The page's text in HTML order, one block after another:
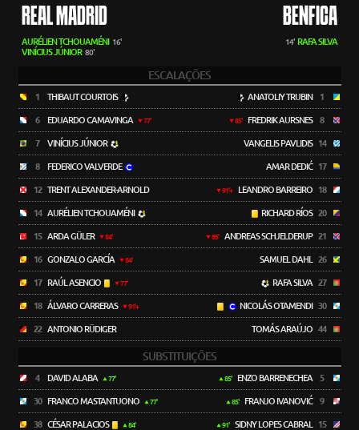
REAL MADRID BENFICA
AURÉLIEN TCHOUAMÉNI 16'
VINÍCIUS JÚNIOR 80'
14' RAFA SILVA
ESCALAÇÕES
1 THIBAUT COURTOIS
6 EDUARDO CAMAVINGA 77'
7 VINÍCIUS JÚNIOR
8 FEDERICO VALVERDE
12 TRENT ALEXANDER-ARNOLD
14 AURÉLIEN TCHOUAMÉNI
15 ARDA GÜLER 84'
16 GONZALO GARCÍA 84'
17 RAÚL ASENCIO 77'
18 ÁLVARO CARRERAS 91'+
22 ANTONIO RÜDIGER
ANATOLIY TRUBIN 1
85' FREDRIK AURSNES 8
VANGELIS PAVLIDIS 14
AMAR DEDIĆ 17
91'+ LEANDRO BARREIRO 18
RICHARD RÍOS 20
85' ANDREAS SCHJELDERUP 21
SAMUEL DAHL 26
RAFA SILVA 27
NICOLÁS OTAMENDI 30
TOMÁS ARAÚJO 44
SUBSTITUIÇÕES
4 DAVID ALABA 77'
30 FRANCO MASTANTUONO 77'
38 CÉSAR PALACIOS 84'
85' ENZO BARRENECHEA 5
85' FRANJO IVANOVIĆ 9
91' SIDNY LOPES CABRAL 15